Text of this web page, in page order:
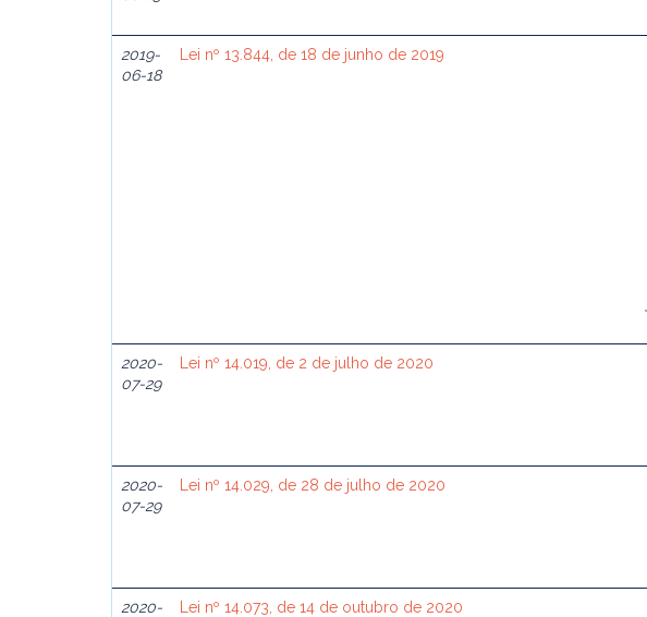
2019-
06-18
Lei nº 13.844, de 18 de junho de 2019
2020-
07-29
Lei nº 14.019, de 2 de julho de 2020
2020-
07-29
Lei nº 14.029, de 28 de julho de 2020
2020-
Lei nº 14.073, de 14 de outubro de 2020